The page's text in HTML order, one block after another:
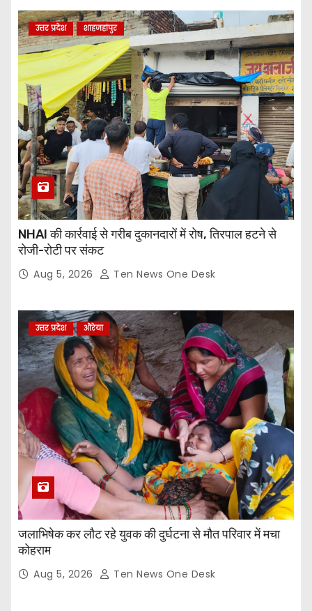
उत्तर प्रदेश शाहजहांपुर
NHAI की कार्रवाई से गरीब दुकानदारों में रोष, तिरपाल हटने से
रोजी-रोटी पर संकट
Aug 5, 2026 Ten News One Desk
उत्तर प्रदेश औरेया
जलाभिषेक कर लौट रहे युवक की दुर्घटना से मौत परिवार में मचा
कोहराम
Aug 5, 2026 Ten News One Desk